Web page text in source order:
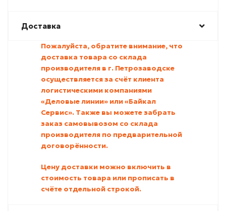
Доставка
Пожалуйста, обратите внимание, что
доставка товара со склада
производителя в г. Петрозаводске
осуществляется за счёт клиента
логистическими компаниями
«Деловые линии» или «Байкал
Сервис». Также вы можете забрать
заказ самовывозом со склада
производителя по предварительной
договорённости.
Цену доставки можно включить в
стоимость товара или прописать в
счёте отдельной строкой.